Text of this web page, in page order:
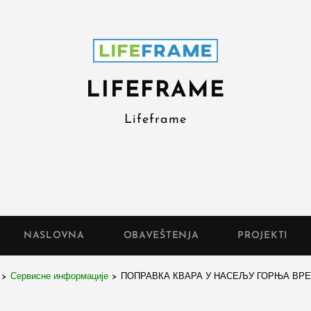
LIFEFRAME
Lifeframe
NASLOVNA OBAVEŠTENJA PROJEKTI
> Сервисне информације > ПОПРАВКА КВАРА У НАСЕЉУ ГОРЊА